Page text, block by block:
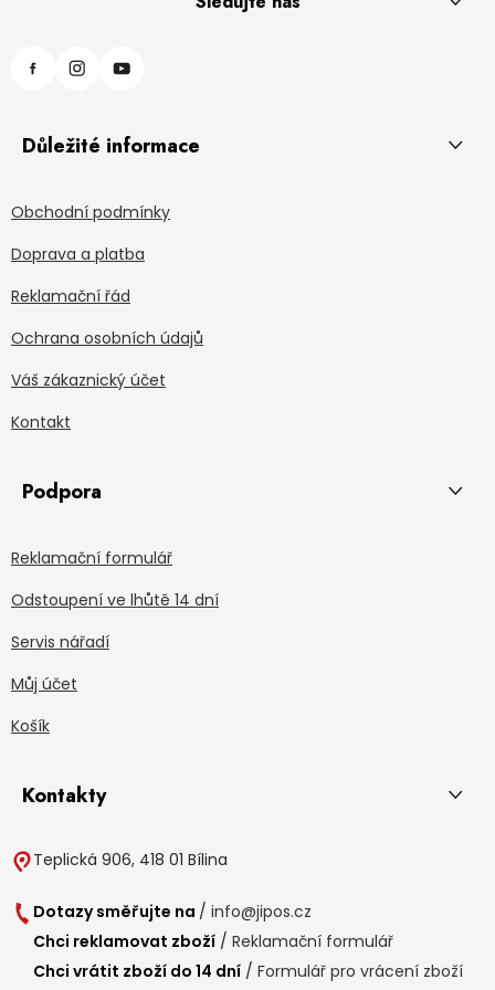
Důležité informace
Obchodní podmínky
Doprava a platba
Reklamační řád
Ochrana osobních údajů
Váš zákaznický účet
Kontakt
Podpora
Reklamační formulář
Odstoupení ve lhůtě 14 dní
Servis nářadí
Můj účet
Košík
Kontakty
Teplická 906, 418 01 Bílina
Dotazy směřujte na / info@jipos.cz
Chci reklamovat zboží / Reklamační formulář
Chci vrátit zboží do 14 dní / Formulář pro vrácení zboží